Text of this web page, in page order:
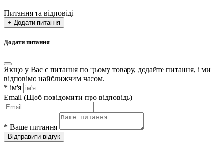
Питання та відповіді
+ Додати питання
Додати питання
Якщо у Вас є питання по цьому товару, додайте питання, і ми
відповімо найближчим часом.
* ім'я
Email (Щоб повідомити про відповідь)
* Ваше питання
Відправити відгук